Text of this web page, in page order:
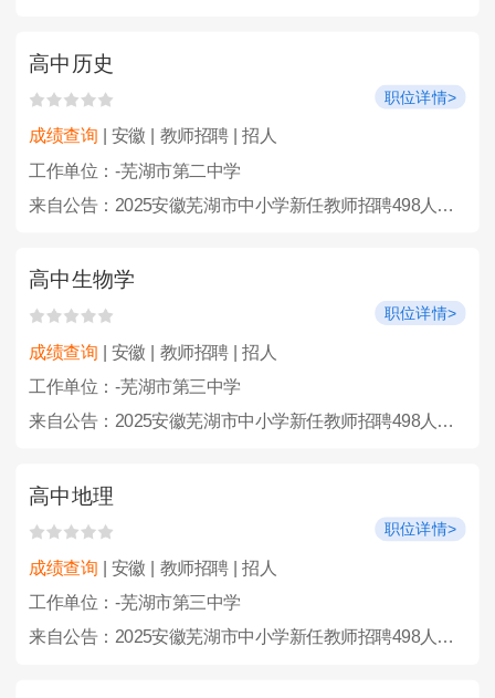
高中历史
职位详情>
成绩查询 | 安徽 | 教师招聘 | 招人
工作单位：-芜湖市第二中学
来自公告：2025安徽芜湖市中小学新任教师招聘498人公告
高中生物学
职位详情>
成绩查询 | 安徽 | 教师招聘 | 招人
工作单位：-芜湖市第三中学
来自公告：2025安徽芜湖市中小学新任教师招聘498人公告
高中地理
职位详情>
成绩查询 | 安徽 | 教师招聘 | 招人
工作单位：-芜湖市第三中学
来自公告：2025安徽芜湖市中小学新任教师招聘498人公告